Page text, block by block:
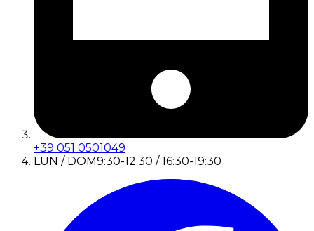
+39 051 0501049
LUN / DOM9:30-12:30 / 16:30-19:30